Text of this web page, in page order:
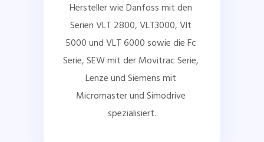
Hersteller wie Danfoss mit den
Serien VLT 2800, VLT3000, Vlt
5000 und VLT 6000 sowie die Fc
Serie, SEW mit der Movitrac Serie,
Lenze und Siemens mit
Micromaster und Simodrive
spezialisiert.